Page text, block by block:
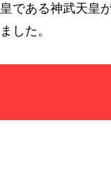
である神武天皇
した。